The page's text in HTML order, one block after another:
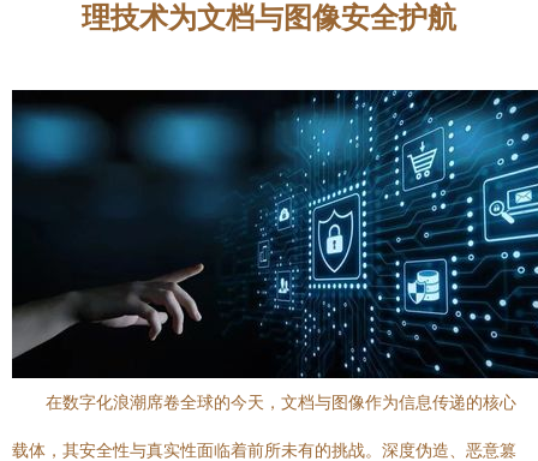
理技术为文档与图像安全护航
在数字化浪潮席卷全球的今天，文档与图像作为信息传递的核心
载体，其安全性与真实性面临着前所未有的挑战。深度伪造、恶意篡